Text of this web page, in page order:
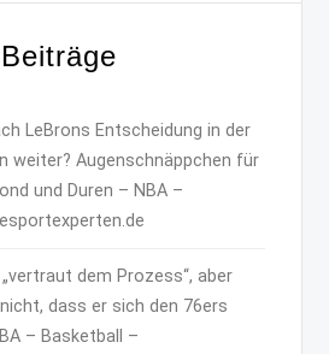
LeBrons Entscheidung in der
weiter? Augenschnäppchen für
und Duren – NBA –
dem Prozess“, aber
dass er sich den 76ers
– Basketball –